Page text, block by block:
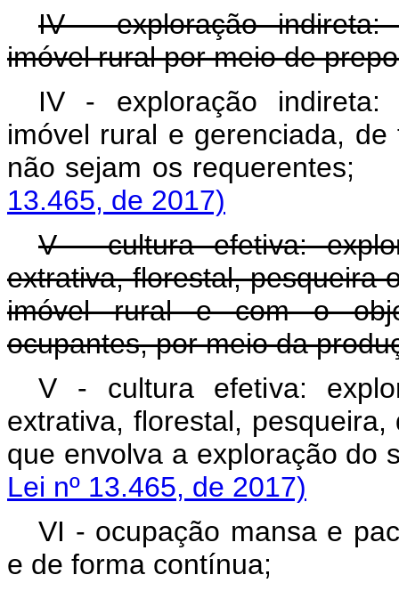
IV - exploração indireta:
imóvel rural por meio de
IV - exploração indireta:
imóvel rural e gerenciada,
não sejam os
13.465, de 2017)
V - cultura efetiva:
extrativa, florestal, pesqueira
imóvel rural e com o
ocupantes, por meio da
V - cultura efetiva:
extrativa, florestal,
que envolva a
Lei nº 13.465, de 2017)
VI - ocupação mansa e
e de forma contínua;